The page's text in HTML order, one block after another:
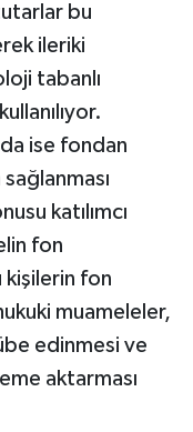
bu
ileriki
tabanlı
ise fondan
katılımcı
fon
kişilerin fon
muameleler,
edinmesi ve
aktarması